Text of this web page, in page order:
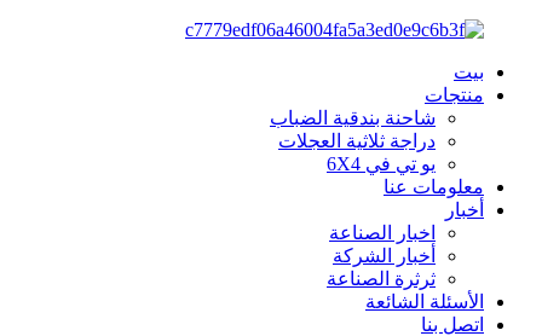
بيت
منتجات
شاحنة بندقية الضباب
دراجة ثلاثية العجلات
يو تي في 6X4
معلومات عنا
أخبار
اخبار الصناعة
أخبار الشركة
ثرثرة الصناعة
الأسئلة الشائعة
اتصل بنا